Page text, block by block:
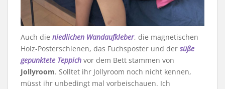
Auch die niedlichen Wandaufkleber, die magnetischen
Holz-Posterschienen, das Fuchsposter und der süße
gepunktete Teppich vor dem Bett stammen von
Jollyroom. Solltet ihr Jollyroom noch nicht kennen,
müsst ihr unbedingt mal vorbeischauen. Ich